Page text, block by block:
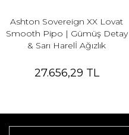
Ashton Sovereign XX Lovat
Smooth Pipo | Gümüş Detay
& Sarı Harelİ Ağızlık
27.656,29 TL